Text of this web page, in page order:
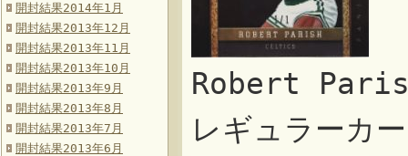
開封結果2014年1月
開封結果2013年12月
開封結果2013年11月
開封結果2013年10月
開封結果2013年9月
開封結果2013年8月
開封結果2013年7月
開封結果2013年6月
Robert
レギュラーカ